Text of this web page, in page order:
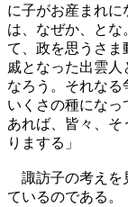
に子がお産まれ
は、なぜか、と
て、政を思うさま
戚となった出雲
なろう。それなる
いくさの種にな
あれば、皆々、そ
りまする」
諏訪子の考えを
ているのである。